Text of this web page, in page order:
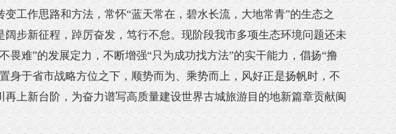
工作思路和方法，常怀“蓝天常在，碧水长流，大地常青”的生态之
步新征程，踔厉奋发，笃行不怠。现阶段我市多项生态环境问题还未
难”的发展定力，不断增强“只为成功找方法”的实干能力，倡扬“撸
身于省市战略方位之下，顺势而为、乘势而上，风好正是扬帆时，不
上新台阶，为奋力谱写高质量建设世界古城旅游目的地新篇章贡献阆